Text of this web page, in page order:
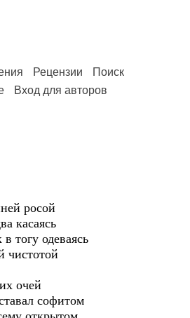
Рецензии
Поиск
Вход для авторов
росой
касаясь
тогу одеваясь
чистотой
очей
софитом